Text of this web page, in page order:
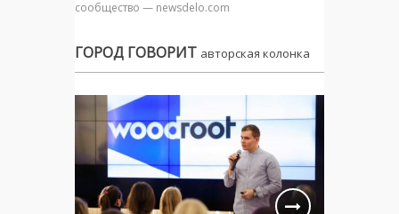
сообщество — newsdelo.com
ГОРОД ГОВОРИТ авторская колонка